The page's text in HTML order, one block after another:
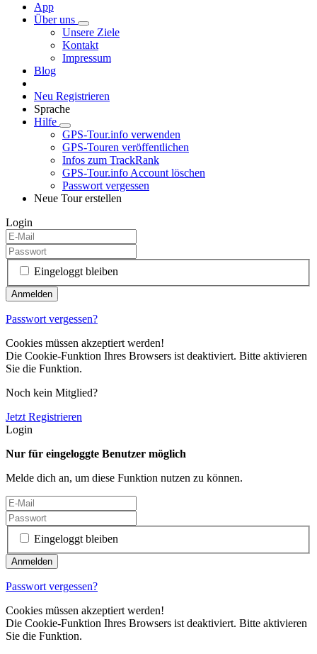
App
Über uns
Unsere Ziele
Kontakt
Impressum
Blog
Neu Registrieren
Sprache
Hilfe
GPS-Tour.info verwenden
GPS-Touren veröffentlichen
Infos zum TrackRank
GPS-Tour.info Account löschen
Passwort vergessen
Neue Tour erstellen
Login
Eingeloggt bleiben
Passwort vergessen?
Cookies müssen akzeptiert werden!
Die Cookie-Funktion Ihres Browsers ist deaktiviert. Bitte aktivieren
Sie die Funktion.
Noch kein Mitglied?
Jetzt Registrieren
Login
Nur für eingeloggte Benutzer möglich
Melde dich an, um diese Funktion nutzen zu können.
Eingeloggt bleiben
Passwort vergessen?
Cookies müssen akzeptiert werden!
Die Cookie-Funktion Ihres Browsers ist deaktiviert. Bitte aktivieren
Sie die Funktion.